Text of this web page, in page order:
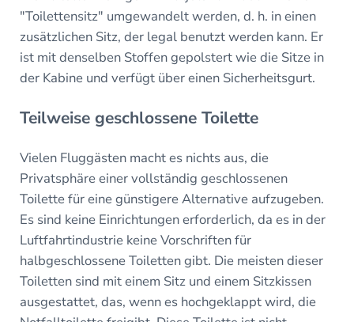
"Toilettensitz" umgewandelt werden, d. h. in einen
zusätzlichen Sitz, der legal benutzt werden kann. Er
ist mit denselben Stoffen gepolstert wie die Sitze in
der Kabine und verfügt über einen Sicherheitsgurt.
Teilweise geschlossene Toilette
Vielen Fluggästen macht es nichts aus, die
Privatsphäre einer vollständig geschlossenen
Toilette für eine günstigere Alternative aufzugeben.
Es sind keine Einrichtungen erforderlich, da es in der
Luftfahrtindustrie keine Vorschriften für
halbgeschlossene Toiletten gibt. Die meisten dieser
Toiletten sind mit einem Sitz und einem Sitzkissen
ausgestattet, das, wenn es hochgeklappt wird, die